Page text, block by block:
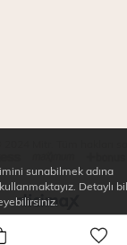
Mitr. Tüm hakları
sunabilmek adına
Detaylı